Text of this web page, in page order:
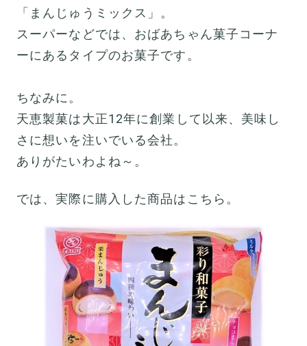
「まんじゅうミックス」。
スーパーなどでは、おばあちゃん菓子コーナ
ーにあるタイプのお菓子です。
ちなみに。
天恵製菓は大正12年に創業して以来、美味し
さに想いを注いでいる会社。
ありがたいわよね～。
では、実際に購入した商品はこちら。